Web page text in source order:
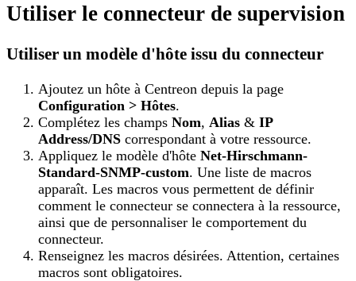
Utiliser le connecteur de supervision
Utiliser un modèle d'hôte issu du connecteur
Ajoutez un hôte à Centreon depuis la page
Configuration > Hôtes.
Complétez les champs Nom, Alias & IP
Address/DNS correspondant à votre ressource.
Appliquez le modèle d'hôte Net-Hirschmann-
Standard-SNMP-custom. Une liste de macros
apparaît. Les macros vous permettent de définir
comment le connecteur se connectera à la ressource,
ainsi que de personnaliser le comportement du
connecteur.
Renseignez les macros désirées. Attention, certaines
macros sont obligatoires.